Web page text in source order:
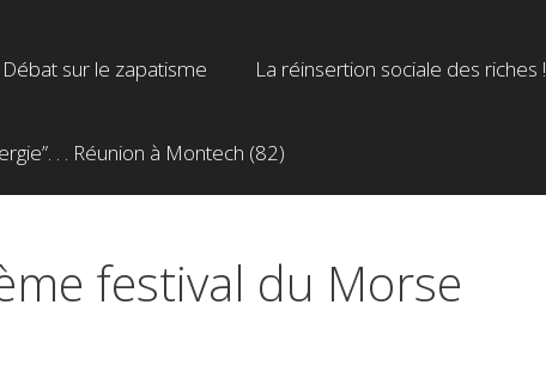
Débat sur le zapatisme La réinsertion sociale des riches !
. . Réunion à Montech (82)
festival du Morse